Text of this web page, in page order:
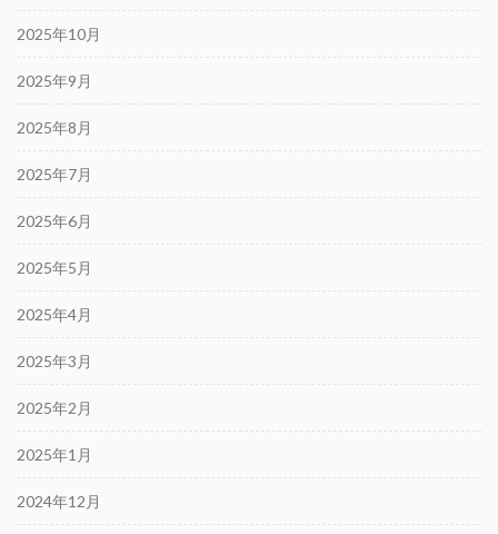
2025年10月
2025年9月
2025年8月
2025年7月
2025年6月
2025年5月
2025年4月
2025年3月
2025年2月
2025年1月
2024年12月